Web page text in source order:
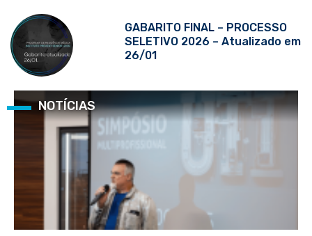
GABARITO FINAL – PROCESSO
SELETIVO 2026 – Atualizado em
26/01
NOTÍCIAS